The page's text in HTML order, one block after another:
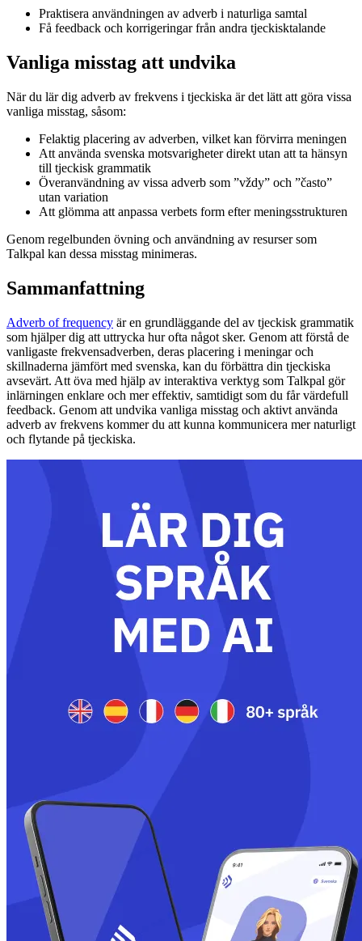
Praktisera användningen av adverb i naturliga samtal
Få feedback och korrigeringar från andra tjeckisktalande
Vanliga misstag att undvika
När du lär dig adverb av frekvens i tjeckiska är det lätt att göra vissa
vanliga misstag, såsom:
Felaktig placering av adverben, vilket kan förvirra meningen
Att använda svenska motsvarigheter direkt utan att ta hänsyn
till tjeckisk grammatik
Överanvändning av vissa adverb som ”vždy” och ”často”
utan variation
Att glömma att anpassa verbets form efter meningsstrukturen
Genom regelbunden övning och användning av resurser som
Talkpal kan dessa misstag minimeras.
Sammanfattning
Adverb of frequency är en grundläggande del av tjeckisk grammatik
som hjälper dig att uttrycka hur ofta något sker. Genom att förstå de
vanligaste frekvensadverben, deras placering i meningar och
skillnaderna jämfört med svenska, kan du förbättra din tjeckiska
avsevärt. Att öva med hjälp av interaktiva verktyg som Talkpal gör
inlärningen enklare och mer effektiv, samtidigt som du får värdefull
feedback. Genom att undvika vanliga misstag och aktivt använda
adverb av frekvens kommer du att kunna kommunicera mer naturligt
och flytande på tjeckiska.